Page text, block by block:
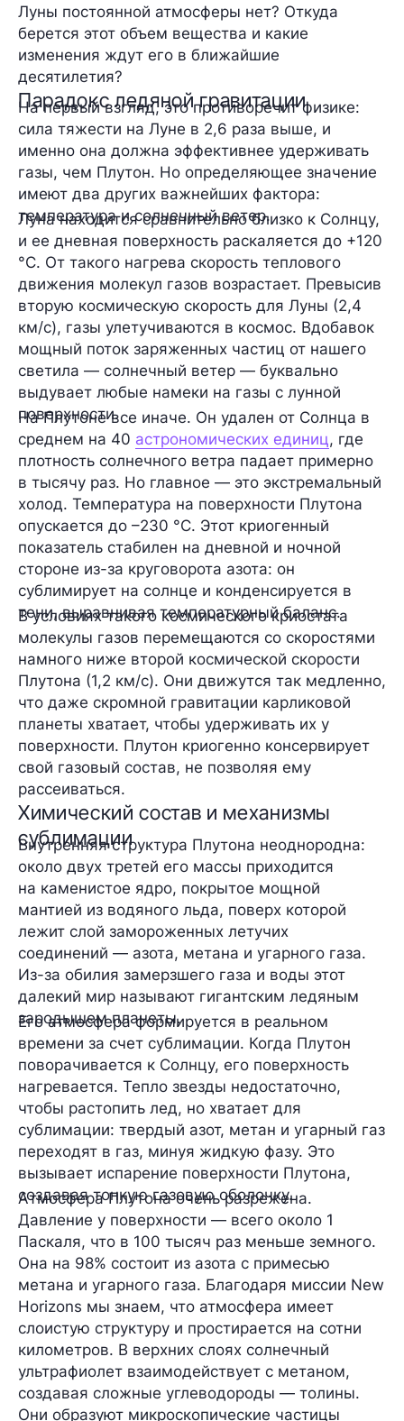
Луны постоянной атмосферы нет? Откуда
берется этот объем вещества и какие
изменения ждут его в ближайшие
десятилетия?
Парадокс ледяной гравитации
На первый взгляд, это противоречит физике:
сила тяжести на Луне в 2,6 раза выше, и
именно она должна эффективнее удерживать
газы, чем Плутон. Но определяющее значение
имеют два других важнейших фактора:
температура и солнечный ветер.
Луна находится сравнительно близко к Солнцу,
и ее дневная поверхность раскаляется до +120
°C. От такого нагрева скорость теплового
движения молекул газов возрастает. Превысив
вторую космическую скорость для Луны (2,4
км/с), газы улетучиваются в космос. Вдобавок
мощный поток заряженных частиц от нашего
светила — солнечный ветер — буквально
выдувает любые намеки на газы с лунной
поверхности.
На Плутоне все иначе. Он удален от Солнца в
среднем на 40 астрономических единиц, где
плотность солнечного ветра падает примерно
в тысячу раз. Но главное — это экстремальный
холод. Температура на поверхности Плутона
опускается до –230 °C. Этот криогенный
показатель стабилен на дневной и ночной
стороне из-за круговорота азота: он
сублимирует на солнце и конденсируется в
тени, выравнивая температурный баланс.
В условиях такого космического криостата
молекулы газов перемещаются со скоростями
намного ниже второй космической скорости
Плутона (1,2 км/с). Они движутся так медленно,
что даже скромной гравитации карликовой
планеты хватает, чтобы удерживать их у
поверхности. Плутон криогенно консервирует
свой газовый состав, не позволяя ему
рассеиваться.
Химический состав и механизмы
сублимации
Внутренняя структура Плутона неоднородна:
около двух третей его массы приходится
на каменистое ядро, покрытое мощной
мантией из водяного льда, поверх которой
лежит слой замороженных летучих
соединений — азота, метана и угарного газа.
Из-за обилия замерзшего газа и воды этот
далекий мир называют гигантским ледяным
зародышем планеты.
Его атмосфера формируется в реальном
времени за счет сублимации. Когда Плутон
поворачивается к Солнцу, его поверхность
нагревается. Тепло звезды недостаточно,
чтобы растопить лед, но хватает для
сублимации: твердый азот, метан и угарный газ
переходят в газ, минуя жидкую фазу. Это
вызывает испарение поверхности Плутона,
создавая тонкую газовую оболочку.
Атмосфера Плутона очень разрежена.
Давление у поверхности — всего около 1
Паскаля, что в 100 тысяч раз меньше земного.
Она на 98% состоит из азота с примесью
метана и угарного газа. Благодаря миссии New
Horizons мы знаем, что атмосфера имеет
слоистую структуру и простирается на сотни
километров. В верхних слоях солнечный
ультрафиолет взаимодействует с метаном,
создавая сложные углеводороды — толины.
Они образуют микроскопические частицы